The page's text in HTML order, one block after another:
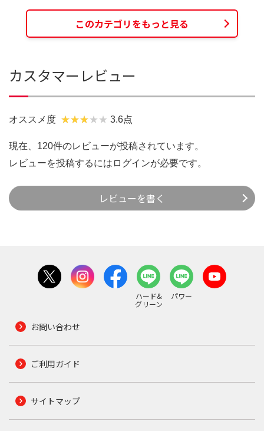
このカテゴリをもっと見る
カスタマーレビュー
オススメ度 3.6点
現在、120件のレビューが投稿されています。
レビューを投稿するには ログインが必要です。
レビューを書く
ハード&
グリーン
パワー
お問い合わせ
ご利用ガイド
サイトマップ